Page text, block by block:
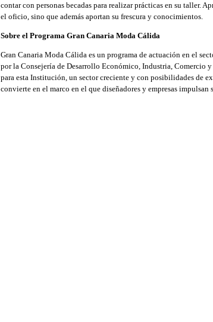
contar con personas becadas para realizar prácticas en su taller.
el oficio, sino que además aportan su frescura y conocimientos.
Sobre el Programa Gran Canaria Moda Cálida
Gran Canaria Moda Cálida es un programa de actuación en el
por la Consejería de Desarrollo Económico, Industria, Comercio
para esta Institución, un sector creciente y con posibilidades de
convierte en el marco en el que diseñadores y empresas impulsan